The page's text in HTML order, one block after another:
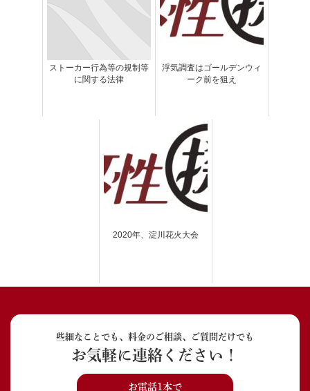
ストーカー行為等の規制等
に関する法律
浮気調査はゴールデンウィ
ーク前を狙え
2020年、淀川花火大会
些細なことでも、料金のご相談、ご質問だけでも
お気軽に連絡ください！
お電話1本で